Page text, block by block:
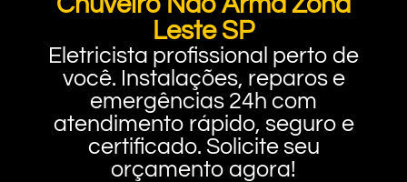
Leste SP
Eletricista profissional perto de
você. Instalações, reparos e
emergências 24h com
atendimento rápido, seguro e
certificado. Solicite seu
orçamento agora!